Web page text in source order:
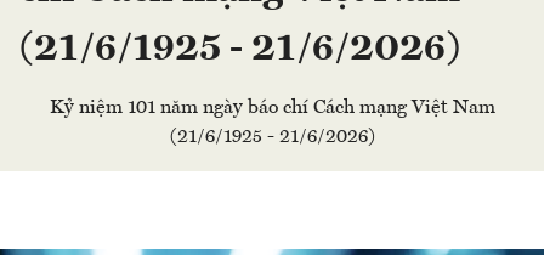
(21/6/1925 - 21/6/2026)
Kỷ niệm 101 năm ngày báo chí Cách mạng Việt Nam
(21/6/1925 - 21/6/2026)